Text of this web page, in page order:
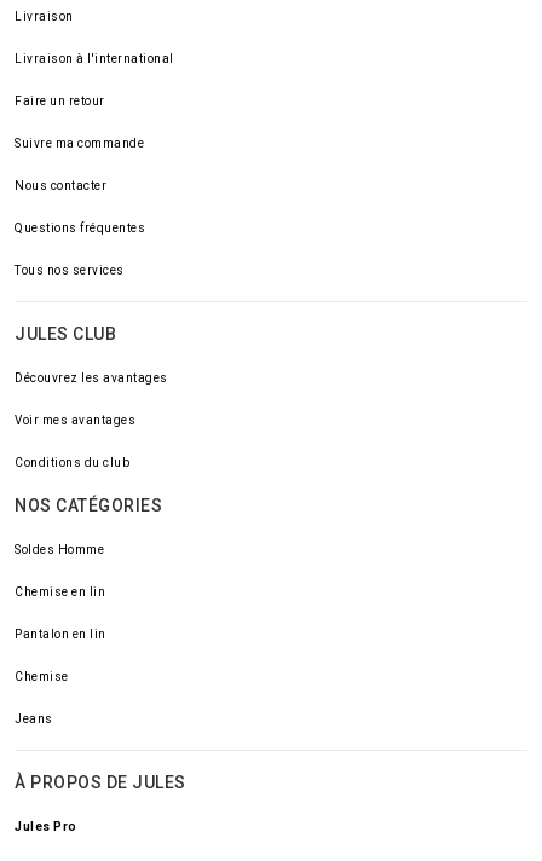
Livraison
Livraison à l'international
Faire un retour
Suivre ma commande
Nous contacter
Questions fréquentes
Tous nos services
JULES CLUB
Découvrez les avantages
Voir mes avantages
Conditions du club
NOS CATÉGORIES
Soldes Homme
Chemise en lin
Pantalon en lin
Chemise
Jeans
À PROPOS DE JULES
Jules Pro